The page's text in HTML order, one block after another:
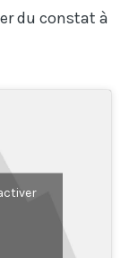
du constat à